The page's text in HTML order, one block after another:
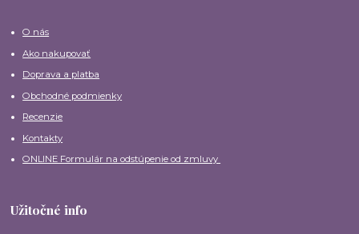
O nás
Ako nakupovať
Doprava a platba
Obchodné podmienky
Recenzie
Kontakty
ONLINE Formulár na odstúpenie od zmluvy
Užitočné info